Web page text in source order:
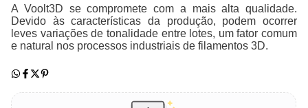
A Voolt3D se compromete com a mais alta qualidade.
Devido às características da produção, podem ocorrer
leves variações de tonalidade entre lotes, um fator comum
e natural nos processos industriais de filamentos 3D.